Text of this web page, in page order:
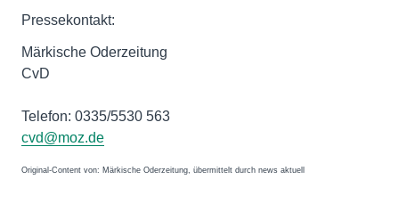
Pressekontakt:
Märkische Oderzeitung
CvD
Telefon: 0335/5530 563
cvd@moz.de
Original-Content von: Märkische Oderzeitung, übermittelt durch news aktuell